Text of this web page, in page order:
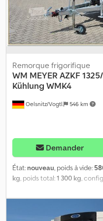
Oelsnitz/Vogtl. 546 km
Remorque frigorifique
WM MEYER AZKF
Kühlung WMK4
Demander
État: nouveau, poids à vide:
kg, poids total:1 300 kg,
longueur de l'espace de
l’espace de chargement:1
,